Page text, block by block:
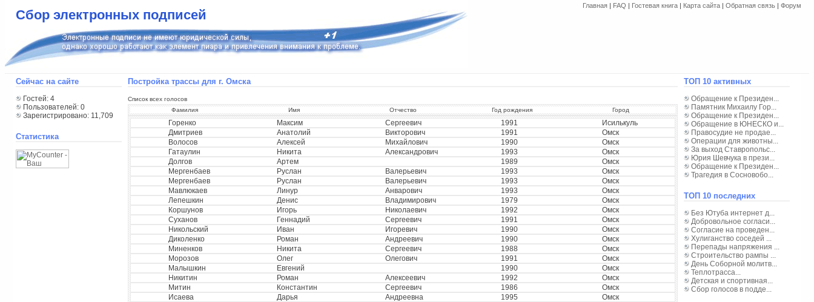
Сбор электронных подписей
Главная | FAQ | Гостевая книга | Карта сайта | Обратная связь | Форум
Сейчас на сайте
Гостей: 4
Пользователей: 0
Зарегистрировано: 11,709
Статистика
Постройка трассы для г. Омска
Список всех голосов
Фамилия
Имя Отчество Год рождения Город
Горенко Максим Сергеевич 1991
Исилькуль
Дмитриев
Анатолий Викторович 1991
Омск
Волосов
Алексей Михайлович 1990
Омск
Гатаулин
Никита Александрович 1993
Омск
Долгов
Артем 1989
Омск
Мергенбаев
Руслан Валерьевич 1993
Омск
Мергенбаев
Руслан Валерьевич 1993
Омск
Мавлюкаев
Линур Анварович 1993
Омск
Лепешкин
Денис Владимирович 1979
Омск
Коршунов
Игорь Николаевич 1992
Омск
Суханов
Геннадий Сергеевич 1991
Омск
Никольский
Иван Игоревич 1990
Омск
Диколенко
Роман Андреевич 1990
Омск
Миненков
Никита Сергеевич 1988
Омск
Морозов
Олег Олегович 1991
Омск
Малышкин
Евгений 1990
Омск
Никитин
Роман Алексеевич 1992
Омск
Митин
Константин Сергеевич 1986
Омск
Исаева
Дарья Андреевна 1995
Омск
ТОП 10 активных
Обращение к Президен...
Памятник Михаилу Гор...
Обращение к Президен...
Обращение в ЮНЕСКО и...
Правосудие не продае...
Операции для животны...
За выход Ставропольс...
Юрия Шевчука в прези...
Обращение к Президен...
Трагедия в Сосновобо...
ТОП 10 последних
Без Ютуба интернет д...
Добровольное согласи...
Согласие на проведен...
Хулиганство соседей ...
Перепады напряжения ...
Строительство рампы ...
День Соборной молитв...
Теплотрасса...
Детская и спортивная...
Сбор голосов в подде...